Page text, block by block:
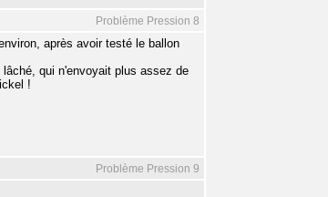
Problème Pression 8
après avoir testé le ballon
qui n'envoyait plus assez de
!
Problème Pression 9